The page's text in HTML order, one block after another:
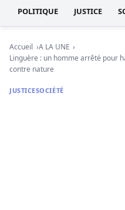
POLITIQUE JUSTICE
Accueil
A LA UNE
Linguère : un homme arrêté pour
contre nature
JUSTICESOCIÉTÉ